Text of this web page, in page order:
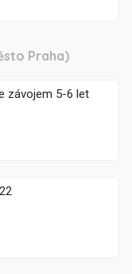
Praha)
závojem 5-6 let